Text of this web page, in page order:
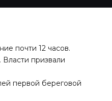
почти 12 часов.
Власти призвали
первой береговой